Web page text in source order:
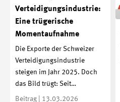
Verteidigungsindustrie:
Eine trügerische
Momentaufnahme
Die Exporte der Schweizer
Verteidigungsindustrie
steigen im Jahr 2025. Doch
das Bild trügt: Seit…
Beitrag | 13.03.2026